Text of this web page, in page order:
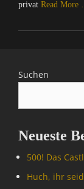
privat Read More
Categories
g
m
i
,
Suchen
Neueste
500! Das
Huch, ihr